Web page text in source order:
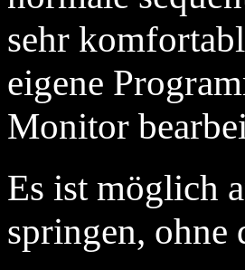
sehr
eigene
Monitor
Es ist möglich
springen, ohne